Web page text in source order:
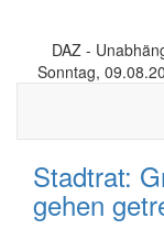
DAZ -
Sonntag,
Stadtrat:
gehen